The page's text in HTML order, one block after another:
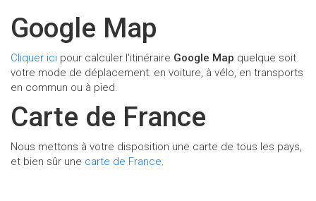
Google Map
Cliquer ici pour calculer l'itinéraire Google Map quelque soit
votre mode de déplacement: en voiture, à vélo, en transports
en commun ou à pied.
Carte de France
Nous mettons à votre disposition une carte de tous les pays,
et bien sûr une carte de France